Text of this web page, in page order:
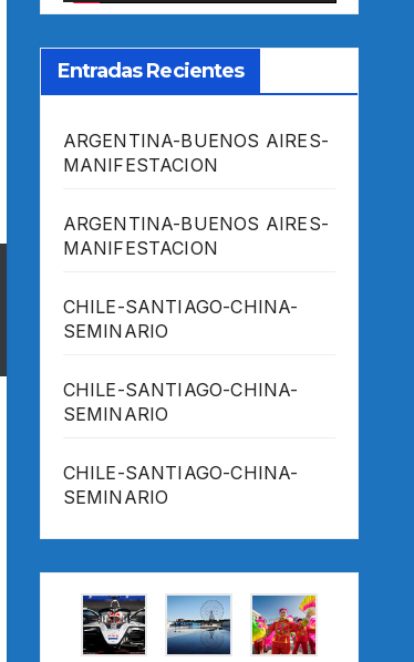
Entradas Recientes
ARGENTINA-BUENOS AIRES-
MANIFESTACION
ARGENTINA-BUENOS AIRES-
MANIFESTACION
CHILE-SANTIAGO-CHINA-
SEMINARIO
CHILE-SANTIAGO-CHINA-
SEMINARIO
CHILE-SANTIAGO-CHINA-
SEMINARIO